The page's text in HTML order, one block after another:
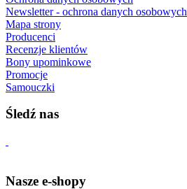
Newsletter - ochrona danych osobowych
Mapa strony
Producenci
Recenzje klientów
Bony upominkowe
Promocje
Samouczki
Śledź nas
Nasze e-shopy